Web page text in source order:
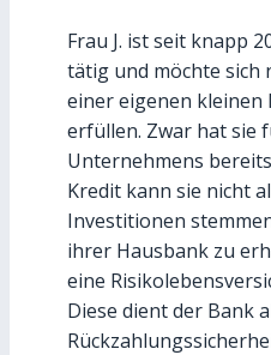
Frau J. ist seit knapp
tätig und möchte sich
einer eigenen kleinen
erfüllen. Zwar hat sie
Unternehmens
Kredit kann sie nicht
Investitionen
ihrer Hausbank zu
eine
Diese dient der Bank